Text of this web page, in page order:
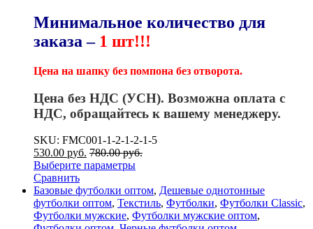
Минимальное количество для
заказа – 1 шт!!!
Цена на шапку без помпона без отворота.
Цена без НДС (УСН). Возможна оплата с
НДС, обращайтесь к вашему менеджеру.
SKU: FMC001-1-2-1-2-1-5
530.00 руб. 780.00руб.
Выберите параметры
Сравнить
Базовые футболки оптом, Дешевые однотонные
футболки оптом, Текстиль, Футболки, Футболки Classic,
Футболки мужские, Футболки мужские оптом,